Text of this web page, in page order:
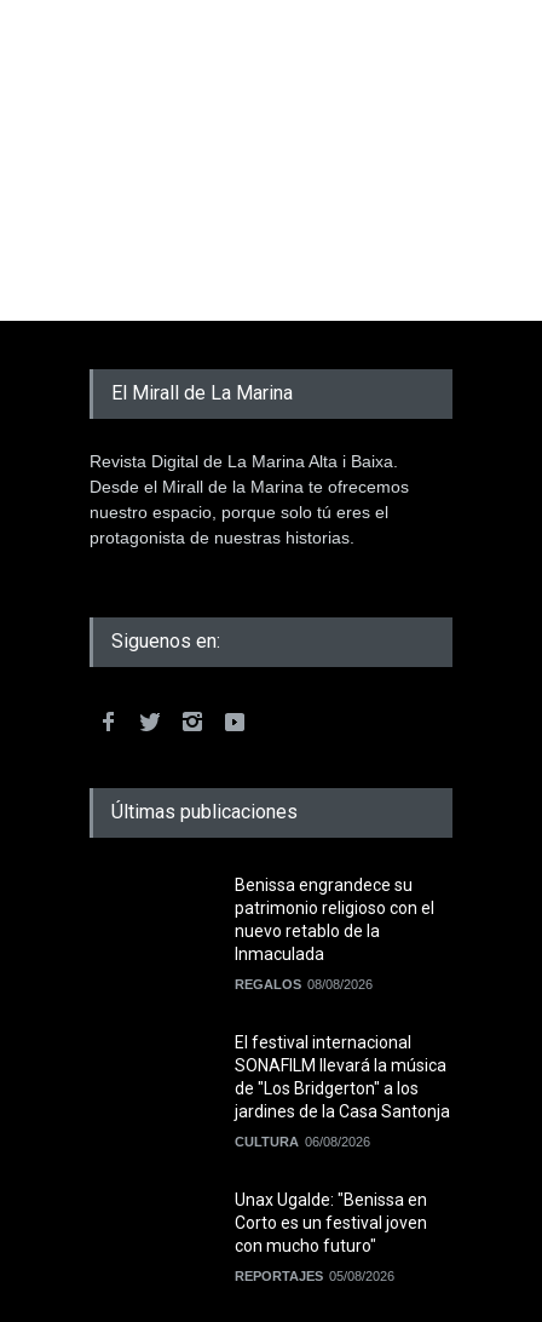
El Mirall de La Marina
Revista Digital de La Marina Alta i Baixa.
Desde el Mirall de la Marina te ofrecemos
nuestro espacio, porque solo tú eres el
protagonista de nuestras historias.
Siguenos en:
Últimas publicaciones
Benissa engrandece su
patrimonio religioso con el
nuevo retablo de la
Inmaculada
REGALOS 08/08/2026
El festival internacional
SONAFILM llevará la música
de "Los Bridgerton" a los
jardines de la Casa Santonja
CULTURA 06/08/2026
Unax Ugalde: "Benissa en
Corto es un festival joven
con mucho futuro"
REPORTAJES 05/08/2026